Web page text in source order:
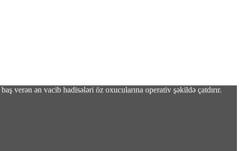
verən ən vacib hadisələri öz oxucularına operativ şəkildə çatdırır.